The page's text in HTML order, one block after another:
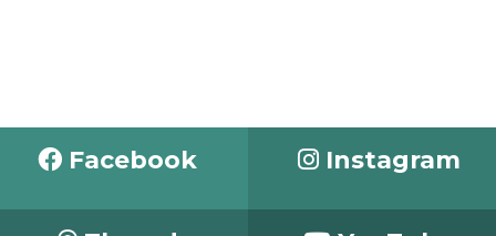
Facebook Instagram